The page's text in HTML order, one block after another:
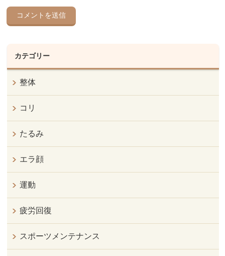
カテゴリー
整体
コリ
たるみ
エラ顔
運動
疲労回復
スポーツメンテナンス